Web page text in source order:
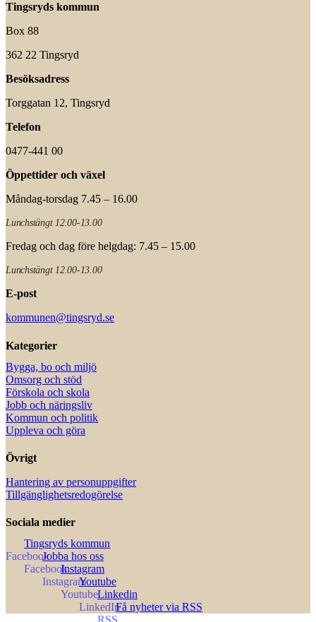
Tingsryds kommun
Box 88
362 22 Tingsryd
Besöksadress
Torggatan 12, Tingsryd
Telefon
0477-441 00
Öppettider och växel
Måndag-torsdag 7.45 – 16.00
Lunchstängt 12.00-13.00
Fredag och dag före helgdag: 7.45 – 15.00
Lunchstängt 12.00-13.00
E-post
kommunen@tingsryd.se
Kategorier
Bygga, bo och miljö
Omsorg och stöd
Förskola och skola
Jobb och näringsliv
Kommun och politik
Uppleva och göra
Övrigt
Hantering av personuppgifter
Tillgänglighetsredogörelse
Sociala medier
Tingsryds kommun
Jobba hos oss
Instagram
Youtube
Linkedin
Få nyheter via RSS